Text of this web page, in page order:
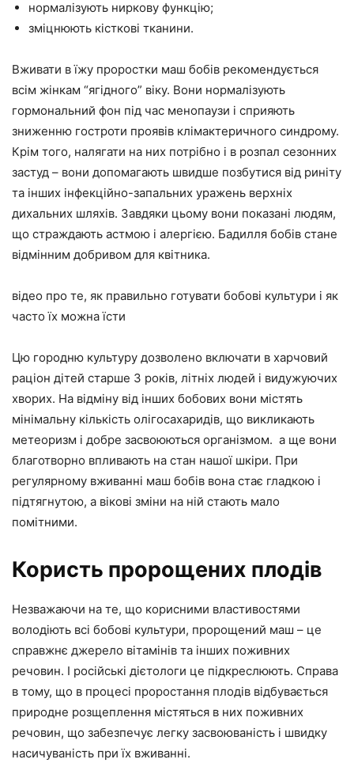
нормалізують ниркову функцію;
зміцнюють кісткові тканини.
Вживати в їжу проростки маш бобів рекомендується
всім жінкам “ягідного” віку. Вони нормалізують
гормональний фон під час менопаузи і сприяють
зниженню гостроти проявів клімактеричного синдрому.
Крім того, налягати на них потрібно і в розпал сезонних
застуд – вони допомагають швидше позбутися від риніту
та інших інфекційно-запальних уражень верхніх
дихальних шляхів. Завдяки цьому вони показані людям,
що страждають астмою і алергією. Бадилля бобів стане
відмінним добривом для квітника.
відео про те, як правильно готувати бобові культури і як
часто їх можна їсти
Цю городню культуру дозволено включати в харчовий
раціон дітей старше 3 років, літніх людей і видужуючих
хворих. На відміну від інших бобових вони містять
мінімальну кількість олігосахаридів, що викликають
метеоризм і добре засвоюються організмом. а ще вони
благотворно впливають на стан нашої шкіри. При
регулярному вживанні маш бобів вона стає гладкою і
підтягнутою, а вікові зміни на ній стають мало
помітними.
Користь пророщених плодів
Незважаючи на те, що корисними властивостями
володіють всі бобові культури, пророщений маш – це
справжнє джерело вітамінів та інших поживних
речовин. І російські дієтологи це підкреслюють. Справа
в тому, що в процесі проростання плодів відбувається
природне розщеплення містяться в них поживних
речовин, що забезпечує легку засвоюваність і швидку
насичуваність при їх вживанні.